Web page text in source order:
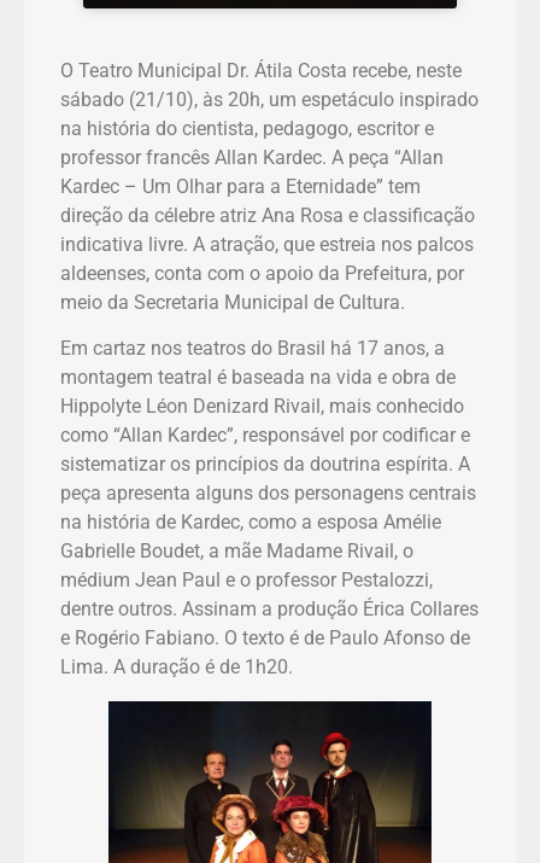
O Teatro Municipal Dr. Átila Costa recebe, neste
sábado (21/10), às 20h, um espetáculo inspirado
na história do cientista, pedagogo, escritor e
professor francês Allan Kardec. A peça “Allan
Kardec – Um Olhar para a Eternidade” tem
direção da célebre atriz Ana Rosa e classificação
indicativa livre. A atração, que estreia nos palcos
aldeenses, conta com o apoio da Prefeitura, por
meio da Secretaria Municipal de Cultura.
Em cartaz nos teatros do Brasil há 17 anos, a
montagem teatral é baseada na vida e obra de
Hippolyte Léon Denizard Rivail, mais conhecido
como “Allan Kardec”, responsável por codificar e
sistematizar os princípios da doutrina espírita. A
peça apresenta alguns dos personagens centrais
na história de Kardec, como a esposa Amélie
Gabrielle Boudet, a mãe Madame Rivail, o
médium Jean Paul e o professor Pestalozzi,
dentre outros. Assinam a produção Érica Collares
e Rogério Fabiano. O texto é de Paulo Afonso de
Lima. A duração é de 1h20.